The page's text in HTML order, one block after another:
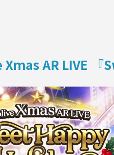
ADVERTISING
AR LIVE 『